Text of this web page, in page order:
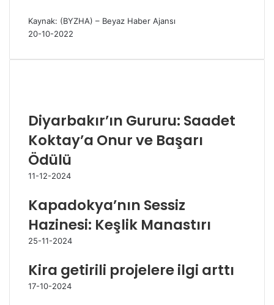
Kaynak: (BYZHA) – Beyaz Haber Ajansı
20-10-2022
Diyarbakır’ın Gururu: Saadet
Koktay’a Onur ve Başarı
Ödülü
11-12-2024
Kapadokya’nın Sessiz
Hazinesi: Keşlik Manastırı
25-11-2024
Kira getirili projelere ilgi arttı
17-10-2024